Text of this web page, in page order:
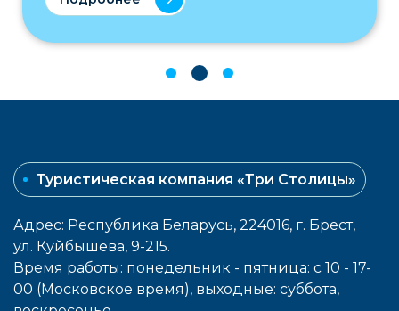
Туристическая компания «Три Столицы»
Адрес: Республика Беларусь, 224016, г. Брест,
ул. Куйбышева, 9-215.
Время работы: понедельник - пятница: с 10 - 17-
00 (Московское время), выходные: cуббота,